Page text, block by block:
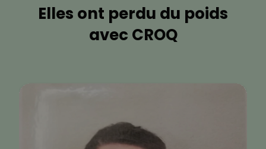
Elles ont perdu du poids
avec CROQ